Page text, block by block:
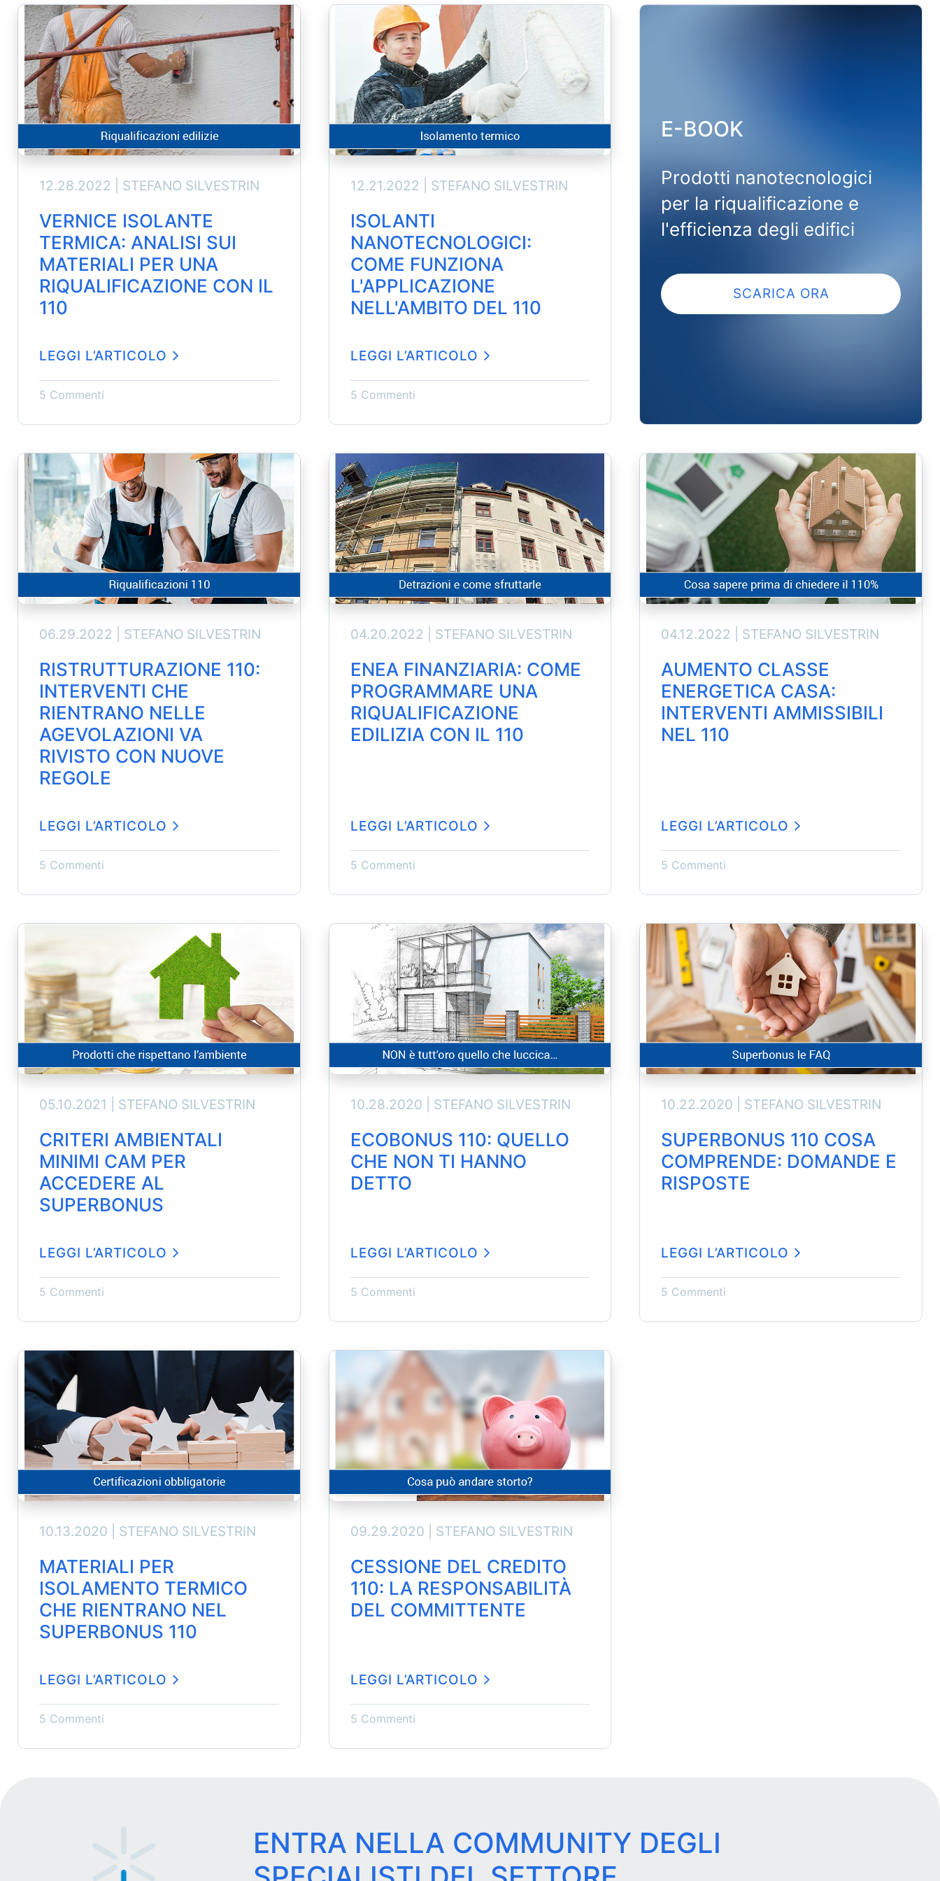
12.28.2022 | STEFANO SILVESTRIN
VERNICE ISOLANTE
TERMICA: ANALISI SUI
MATERIALI PER UNA
RIQUALIFICAZIONE CON IL
110
LEGGI L’ARTICOLO
5 Commenti
12.21.2022 | STEFANO SILVESTRIN
ISOLANTI
NANOTECNOLOGICI:
COME FUNZIONA
L'APPLICAZIONE
NELL'AMBITO DEL 110
LEGGI L’ARTICOLO
5 Commenti
E-BOOK
Prodotti nanotecnologici
per la riqualificazione e
l'efficienza degli edifici
SCARICA ORA
06.29.2022 | STEFANO SILVESTRIN
RISTRUTTURAZIONE 110:
INTERVENTI CHE
RIENTRANO NELLE
AGEVOLAZIONI VA
RIVISTO CON NUOVE
REGOLE
LEGGI L’ARTICOLO
5 Commenti
04.20.2022 | STEFANO SILVESTRIN
ENEA FINANZIARIA: COME
PROGRAMMARE UNA
RIQUALIFICAZIONE
EDILIZIA CON IL 110
LEGGI L’ARTICOLO
5 Commenti
04.12.2022 | STEFANO SILVESTRIN
AUMENTO CLASSE
ENERGETICA CASA:
INTERVENTI AMMISSIBILI
NEL 110
LEGGI L’ARTICOLO
5 Commenti
05.10.2021 | STEFANO SILVESTRIN
CRITERI AMBIENTALI
MINIMI CAM PER
ACCEDERE AL
SUPERBONUS
LEGGI L’ARTICOLO
5 Commenti
10.28.2020 | STEFANO SILVESTRIN
ECOBONUS 110: QUELLO
CHE NON TI HANNO
DETTO
LEGGI L’ARTICOLO
5 Commenti
10.22.2020 | STEFANO SILVESTRIN
SUPERBONUS 110 COSA
COMPRENDE: DOMANDE E
RISPOSTE
LEGGI L’ARTICOLO
5 Commenti
10.13.2020 | STEFANO SILVESTRIN
MATERIALI PER
ISOLAMENTO TERMICO
CHE RIENTRANO NEL
SUPERBONUS 110
LEGGI L’ARTICOLO
5 Commenti
09.29.2020 | STEFANO SILVESTRIN
CESSIONE DEL CREDITO
110: LA RESPONSABILITÀ
DEL COMMITTENTE
LEGGI L’ARTICOLO
5 Commenti
ENTRA NELLA COMMUNITY DEGLI